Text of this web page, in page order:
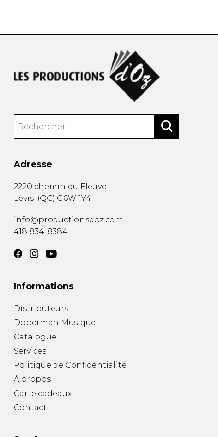
Adresse
2220 chemin du Fleuve
Lévis (QC) G6W 1Y4
info@productionsdoz.com
418 834-8384
Informations
Distributeurs
Doberman Musique
Catalogue
Services
Politique de Confidentialité
À propos
Carte cadeaux
Contact